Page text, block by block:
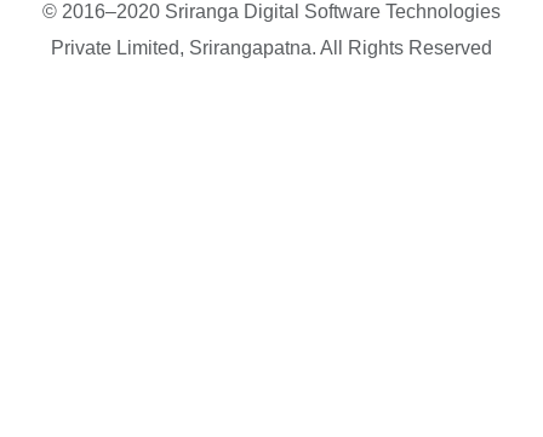
© 2016–2020 Sriranga Digital Software Technologies
Private Limited, Srirangapatna. All Rights Reserved